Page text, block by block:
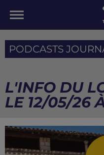
PODCASTS
L'INFO DU
LE 12/05/26